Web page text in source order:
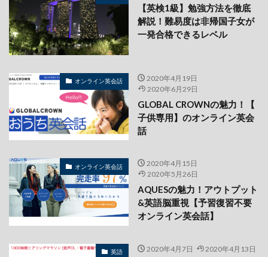
【英検1級】勉強方法を徹底
解説！難易度は非帰国子女が
一発合格できるレベル
オンライン英会話
2020年4月19日
2020年6月29日
GLOBAL CROWNの魅力！【
子供専用】のオンライン英会
話
オンライン英会話
2020年4月15日
2020年5月26日
AQUESの魅力！アウトプット
&英語脳重視【予習復習不要
オンライン英会話】
英語 2020年4月7日 2020年4月13日